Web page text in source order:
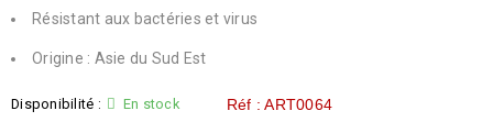
Résistant aux bactéries et virus
Origine : Asie du Sud Est
Disponibilité : En stock Réf : ART0064